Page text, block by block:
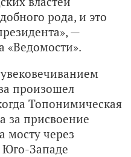
рода, и это
—
«Ведомости».
произошел
Топонимическая
за присвоение
мосту через
Юго-Западе